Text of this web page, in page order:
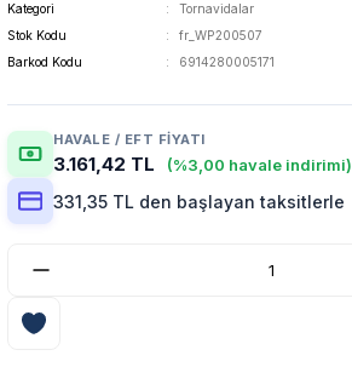
Kategori
Tornavidalar
Stok Kodu
fr_WP200507
Barkod Kodu
6914280005171
HAVALE / EFT FIYATI
3.161,42 TL (%3,00 havale indirimi)
331,35 TL den başlayan taksitlerle